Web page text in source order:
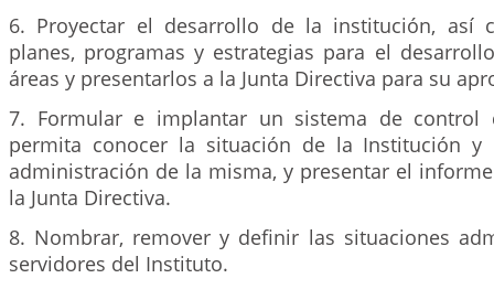
6. Proyectar el desarrollo de la institución, así
planes, programas y estrategias para el
áreas y presentarlos a la Junta Directiva para su
7. Formular e implantar un sistema de control
permita conocer la situación de la Institución
administración de la misma, y presentar el
la Junta Directiva.
8. Nombrar, remover y definir las situaciones
servidores del Instituto.